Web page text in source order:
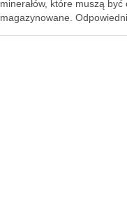
minerałów, które muszą
magazynowane.